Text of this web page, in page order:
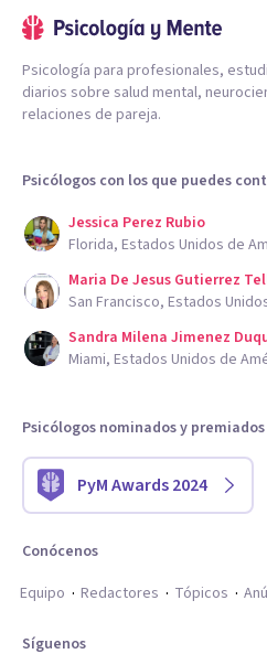
Psicología para profesionales,
diarios sobre salud mental,
relaciones de pareja.
Psicólogos con los que puedes
Jessica Perez Rubio
Florida, Estados Unidos de
Maria De Jesus Gutierrez
San Francisco, Estados
Sandra Milena Jimenez
Miami, Estados Unidos de
Psicólogos nominados y premiados
PyM Awards 2024
Conócenos
Equipo
Redactores Tópicos
Síguenos